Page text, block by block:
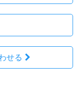
せる